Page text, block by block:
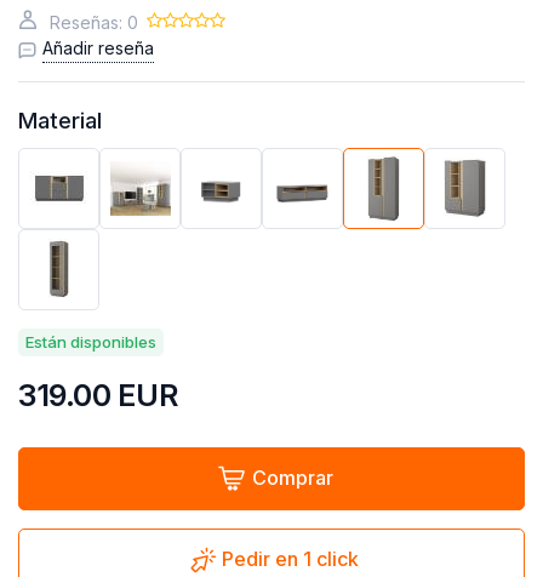
Reseñas: 0
Añadir reseña
Material
Están disponibles
319.00 EUR
Comprar
Pedir en 1 click